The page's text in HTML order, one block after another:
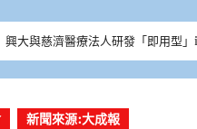
興大與慈濟醫療法人研發「即用型
新聞來源:大成報